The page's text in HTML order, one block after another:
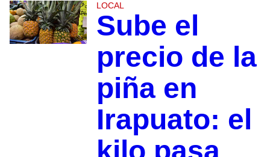
LOCAL
Sube el
precio de la
piña en
Irapuato: el